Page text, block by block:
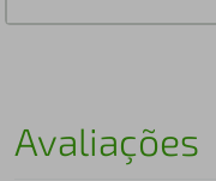
Avaliações